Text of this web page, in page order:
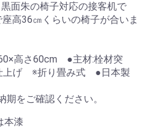
る カートへ進む
面朱の椅子対応の接客机で
高36㎝くらいの椅子が合いま
高さ60cm ●主材:栓材突
上げ ※折り畳み式 ●日本製
をご確認ください。
本漆